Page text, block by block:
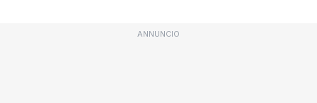
ANNUNCIO